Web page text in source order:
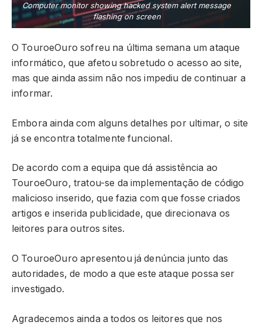
Computer monitor showing hacked system alert message
flashing on screen
O TouroeOuro sofreu na última semana um ataque
informático, que afetou sobretudo o acesso ao site,
mas que ainda assim não nos impediu de continuar a
informar.
Embora ainda com alguns detalhes por ultimar, o site
já se encontra totalmente funcional.
De acordo com a equipa que dá assistência ao
TouroeOuro, tratou-se da implementação de código
malicioso inserido, que fazia com que fosse criados
artigos e inserida publicidade, que direcionava os
leitores para outros sites.
O TouroeOuro apresentou já denúncia junto das
autoridades, de modo a que este ataque possa ser
investigado.
Agradecemos ainda a todos os leitores que nos